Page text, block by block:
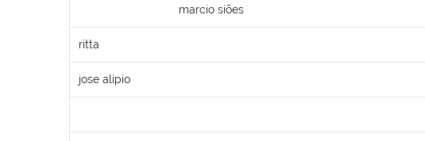
marcio siões
ritta
jose alipio